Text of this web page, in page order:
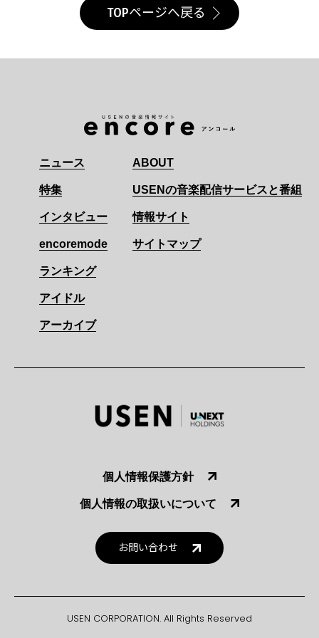
TOPページへ戻る
ニュース
特集
インタビュー
encoremode
ランキング
アイドル
アーカイブ
ABOUT
USENの音楽配信サービスと番組
情報サイト
サイトマップ
個人情報保護方針
個人情報の取扱いについて
お問い合わせ
USEN CORPORATION. All Rights Reserved